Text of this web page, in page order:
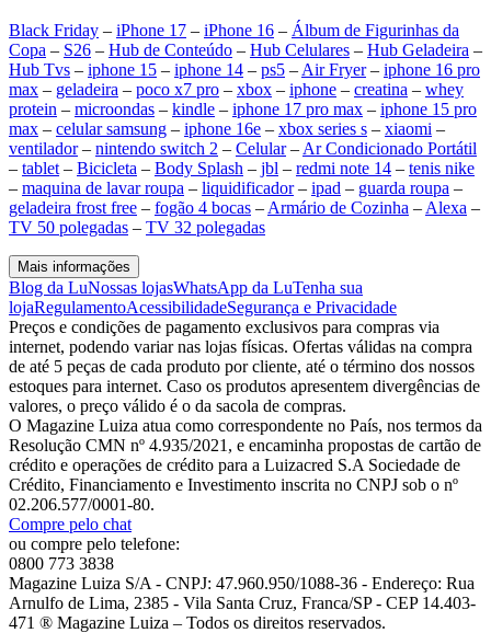
Black Friday – iPhone 17 – iPhone 16 – Álbum de Figurinhas da
Copa – S26 – Hub de Conteúdo – Hub Celulares – Hub Geladeira –
Hub Tvs – iphone 15 – iphone 14 – ps5 – Air Fryer– iphone 16 pro
max – geladeira – poco x7 pro – xbox – iphone – creatina – whey
protein – microondas – kindle – iphone 17 pro max – iphone 15 pro
max – celular samsung – iphone 16e – xbox series s – xiaomi –
ventilador– nintendo switch 2 – Celular– Ar Condicionado Portátil
– tablet – Bicicleta – Body Splash – jbl – redmi note 14 – tenis nike
– maquina de lavar roupa – liquidificador– ipad – guarda roupa –
geladeira frost free – fogão 4 bocas – Armário de Cozinha – Alexa –
TV 50 polegadas – TV 32 polegadas
Mais informações
Blog da LuNossas lojasWhatsApp da LuTenha sua
lojaRegulamentoAcessibilidadeSegurança e Privacidade
Preços e condições de pagamento exclusivos para compras via
internet, podendo variar nas lojas físicas. Ofertas válidas na compra
de até 5 peças de cada produto por cliente, até o término dos nossos
estoques para internet. Caso os produtos apresentem divergências de
valores, o preço válido é o da sacola de compras.
O Magazine Luiza atua como correspondente no País, nos termos da
Resolução CMN nº 4.935/2021, e encaminha propostas de cartão de
crédito e operações de crédito para a Luizacred S.A Sociedade de
Crédito, Financiamento e Investimento inscrita no CNPJ sob o nº
02.206.577/0001-80.
Compre pelo chat
ou compre pelo telefone:
0800 773 3838
Magazine Luiza S/A - CNPJ: 47.960.950/1088-36 - Endereço: Rua
Arnulfo de Lima, 2385 - Vila Santa Cruz, Franca/SP - CEP 14.403-
471 ® Magazine Luiza – Todos os direitos reservados.